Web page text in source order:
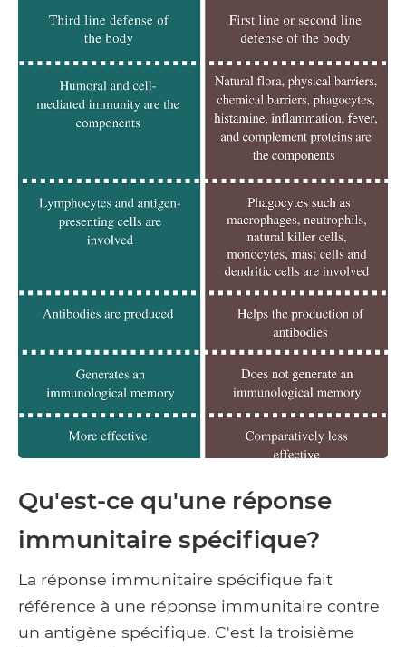
Qu'est-ce qu'une réponse
immunitaire spécifique?
La réponse immunitaire spécifique fait
référence à une réponse immunitaire contre
un antigène spécifique. C'est la troisième